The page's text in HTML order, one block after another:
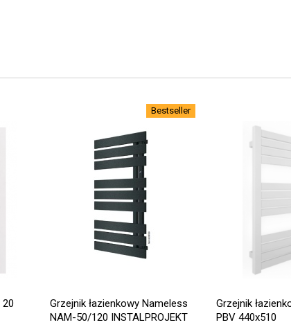
20
Bestseller
Grzejnik łazienkowy Nameless
NAM-50/120 INSTALPROJEKT
Grzejnik
PBV 440x510